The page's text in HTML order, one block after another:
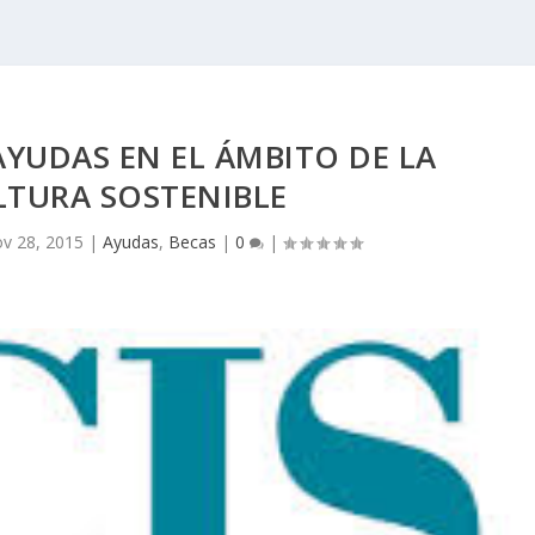
EN EL ÁMBITO DE LA
SOSTENIBLE
28, 2015 | Ayudas, Becas | 0 |